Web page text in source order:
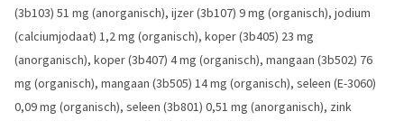
(3b103) 51 mg (anorganisch), ijzer (3b107) 9 mg (organisch), jodium
(calciumjodaat) 1,2 mg (organisch), koper (3b405) 23 mg
(anorganisch), koper (3b407) 4 mg (organisch), mangaan (3b502) 76
mg (organisch), mangaan (3b505) 14 mg (organisch), seleen (E-3060)
0,09 mg (organisch), seleen (3b801) 0,51 mg (anorganisch), zink